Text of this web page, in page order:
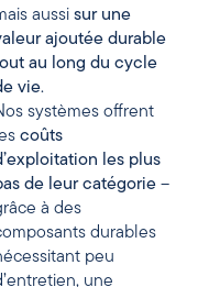
aussisur une
ajoutée durable
au long du cycle
vie.
systèmes offrent
coûts
les plus
de leur catégorie –
à des
durables
peu
une